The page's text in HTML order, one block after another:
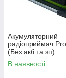
Акумуляторний
радіоприймач
(Без акб та зп)
В наявності